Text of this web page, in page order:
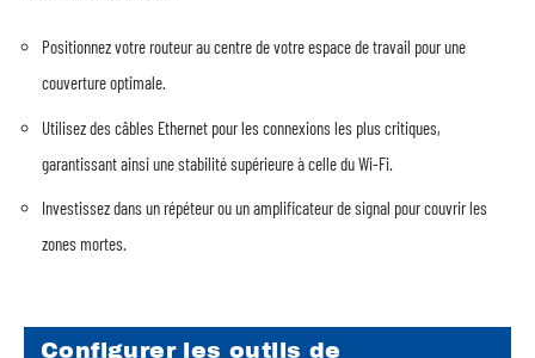
Positionnez votre routeur au centre de votre espace de travail pour une
couverture optimale.
Utilisez des câbles Ethernet pour les connexions les plus critiques,
garantissant ainsi une stabilité supérieure à celle du Wi-Fi.
Investissez dans un répéteur ou un amplificateur de signal pour couvrir les
zones mortes.
Configurer les outils de